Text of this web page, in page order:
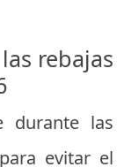
rebajas
durante las
evitar el